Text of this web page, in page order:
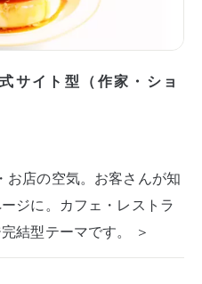
サイト型（作家・ショ
お店の空気。お客さんが知
ジに。カフェ・レストラ
結型テーマです。 ＞